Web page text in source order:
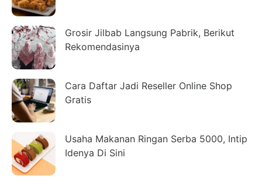
Grosir Jilbab Langsung Pabrik, Berikut
Rekomendasinya
Cara Daftar Jadi Reseller Online Shop
Gratis
Usaha Makanan Ringan Serba 5000, Intip
Idenya Di Sini